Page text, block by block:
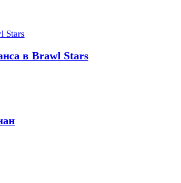
в Brawl Stars